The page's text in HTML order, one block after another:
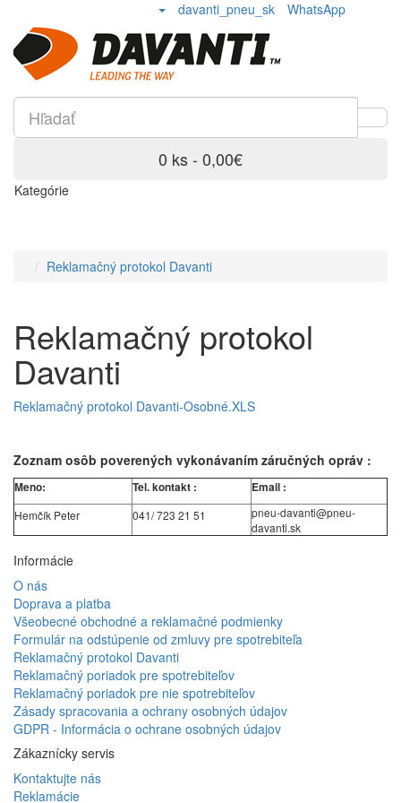
davanti_pneu_sk WhatsApp
0 ks - 0,00€
Kategórie
Reklamačný protokol Davanti
Reklamačný protokol
Davanti
Reklamačný protokol Davanti-Osobné.XLS
Zoznam osôb poverených vykonávaním záručných opráv :
Meno: Tel. kontakt : Email :
Hemčík Peter 041/ 723 21 51
pneu-davanti@pneu-
davanti.sk
Informácie
O nás
Doprava a platba
Všeobecné obchodné a reklamačné podmienky
Formulár na odstúpenie od zmluvy pre spotrebiteľa
Reklamačný protokol Davanti
Reklamačný poriadok pre spotrebiteľov
Reklamačný poriadok pre nie spotrebiteľov
Zásady spracovania a ochrany osobných údajov
GDPR - Informácia o ochrane osobných údajov
Zákaznícky servis
Kontaktujte nás
Reklamácie